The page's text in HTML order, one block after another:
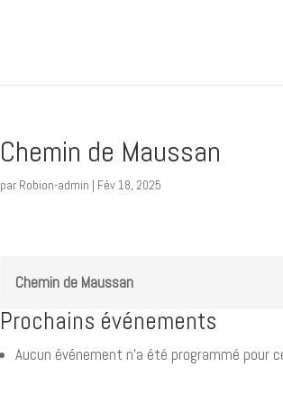
Chemin de Maussan
par Robion-admin | Fév 18, 2025
Chemin de Maussan
Prochains événements
Aucun événement n’a été programmé pour